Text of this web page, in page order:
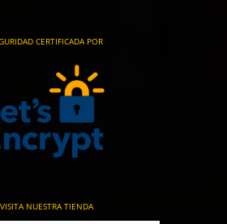
CERTIFICADA POR
VISITA NUESTRA TIENDA